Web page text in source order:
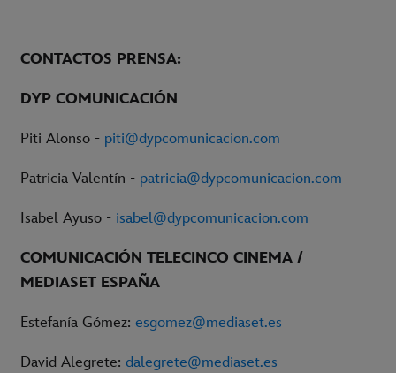
CONTACTOS PRENSA:
DYP COMUNICACIÓN
Piti Alonso - piti@dypcomunicacion.com
Patricia Valentín - patricia@dypcomunicacion.com
Isabel Ayuso - isabel@dypcomunicacion.com
COMUNICACIÓN TELECINCO CINEMA /
MEDIASET ESPAÑA
Estefanía Gómez: esgomez@mediaset.es
David Alegrete: dalegrete@mediaset.es